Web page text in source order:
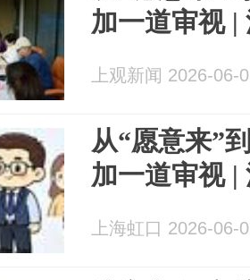
加一道审视
上观新闻 2026-06-
从“愿意来”
加一道审视
上海虹口 2026-06-